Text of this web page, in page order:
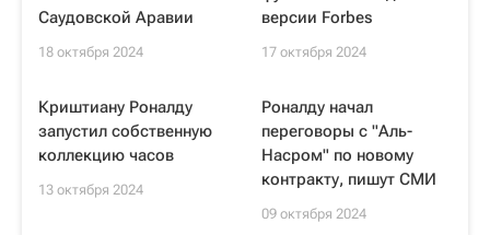
Саудовской Аравии
18 октября 2024
версии Forbes
17 октября 2024
Криштиану Роналду
запустил собственную
коллекцию часов
13 октября 2024
Роналду начал
переговоры с "Аль-
Насром" по новому
контракту, пишут СМИ
09 октября 2024